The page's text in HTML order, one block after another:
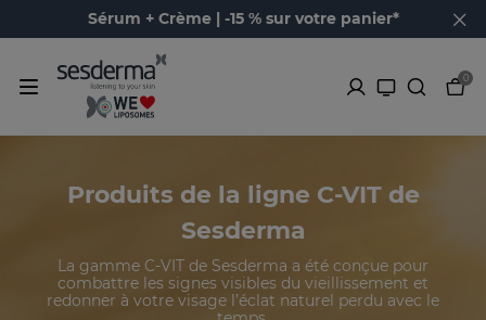
Sérum + Crème | -15 % sur votre panier*
0
Produits de la ligne C-VIT de
Sesderma
La gamme C-VIT de Sesderma a été conçue pour
combattre les signes visibles du vieillissement et
redonner à votre visage l’éclat naturel perdu avec le